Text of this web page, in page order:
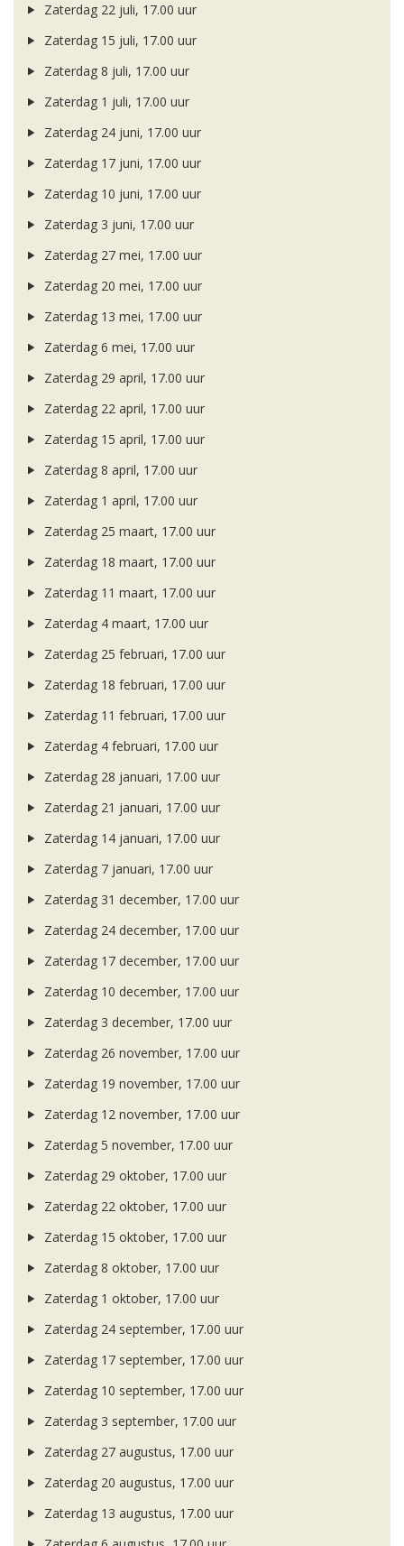
Zaterdag 22 juli, 17.00 uur
Zaterdag 15 juli, 17.00 uur
Zaterdag 8 juli, 17.00 uur
Zaterdag 1 juli, 17.00 uur
Zaterdag 24 juni, 17.00 uur
Zaterdag 17 juni, 17.00 uur
Zaterdag 10 juni, 17.00 uur
Zaterdag 3 juni, 17.00 uur
Zaterdag 27 mei, 17.00 uur
Zaterdag 20 mei, 17.00 uur
Zaterdag 13 mei, 17.00 uur
Zaterdag 6 mei, 17.00 uur
Zaterdag 29 april, 17.00 uur
Zaterdag 22 april, 17.00 uur
Zaterdag 15 april, 17.00 uur
Zaterdag 8 april, 17.00 uur
Zaterdag 1 april, 17.00 uur
Zaterdag 25 maart, 17.00 uur
Zaterdag 18 maart, 17.00 uur
Zaterdag 11 maart, 17.00 uur
Zaterdag 4 maart, 17.00 uur
Zaterdag 25 februari, 17.00 uur
Zaterdag 18 februari, 17.00 uur
Zaterdag 11 februari, 17.00 uur
Zaterdag 4 februari, 17.00 uur
Zaterdag 28 januari, 17.00 uur
Zaterdag 21 januari, 17.00 uur
Zaterdag 14 januari, 17.00 uur
Zaterdag 7 januari, 17.00 uur
Zaterdag 31 december, 17.00 uur
Zaterdag 24 december, 17.00 uur
Zaterdag 17 december, 17.00 uur
Zaterdag 10 december, 17.00 uur
Zaterdag 3 december, 17.00 uur
Zaterdag 26 november, 17.00 uur
Zaterdag 19 november, 17.00 uur
Zaterdag 12 november, 17.00 uur
Zaterdag 5 november, 17.00 uur
Zaterdag 29 oktober, 17.00 uur
Zaterdag 22 oktober, 17.00 uur
Zaterdag 15 oktober, 17.00 uur
Zaterdag 8 oktober, 17.00 uur
Zaterdag 1 oktober, 17.00 uur
Zaterdag 24 september, 17.00 uur
Zaterdag 17 september, 17.00 uur
Zaterdag 10 september, 17.00 uur
Zaterdag 3 september, 17.00 uur
Zaterdag 27 augustus, 17.00 uur
Zaterdag 20 augustus, 17.00 uur
Zaterdag 13 augustus, 17.00 uur